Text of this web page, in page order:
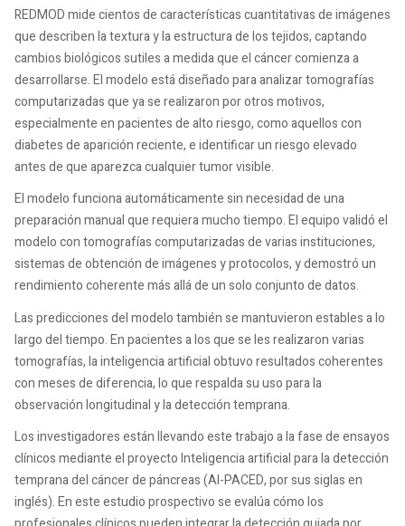
REDMOD mide cientos de características cuantitativas de imágenes
que describen la textura y la estructura de los tejidos, captando
cambios biológicos sutiles a medida que el cáncer comienza a
desarrollarse. El modelo está diseñado para analizar tomografías
computarizadas que ya se realizaron por otros motivos,
especialmente en pacientes de alto riesgo, como aquellos con
diabetes de aparición reciente, e identificar un riesgo elevado
antes de que aparezca cualquier tumor visible.
El modelo funciona automáticamente sin necesidad de una
preparación manual que requiera mucho tiempo. El equipo validó el
modelo con tomografías computarizadas de varias instituciones,
sistemas de obtención de imágenes y protocolos, y demostró un
rendimiento coherente más allá de un solo conjunto de datos.
Las predicciones del modelo también se mantuvieron estables a lo
largo del tiempo. En pacientes a los que se les realizaron varias
tomografías, la inteligencia artificial obtuvo resultados coherentes
con meses de diferencia, lo que respalda su uso para la
observación longitudinal y la detección temprana.
Los investigadores están llevando este trabajo a la fase de ensayos
clínicos mediante el proyecto Inteligencia artificial para la detección
temprana del cáncer de páncreas (AI-PACED, por sus siglas en
inglés). En este estudio prospectivo se evalúa cómo los